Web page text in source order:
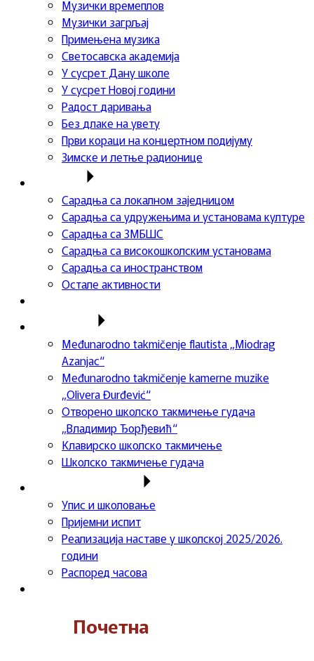
Музички времеплов
Музички загрљај
Примењена музика
Светосавска академија
У сусрет Дану школе
У сусрет Новој години
Радост даривања
Без длаке на увету
Први кораци на концертном подијуму
Зимске и летње радионице
Сарадња са локалном заједницом
Сарадња са удружењима и установама културе
Сарадња са ЗМБШС
Сарадња са високошколским установама
Сарадња са иностранством
Остале активности
Međunarodno takmičenje flautista „Miodrag
Azanjac“
Međunarodno takmičenje kamerne muzike
„Olivera Đurđević“
Отворено школско такмичење гудача
„Владимир Ђорђевић“
Клавирско школско такмичење
Школско такмичење гудача
Упис и школовање
Пријемни испит
Реализација наставе у школској 2025/2026.
години
Распоред часова
Почетна